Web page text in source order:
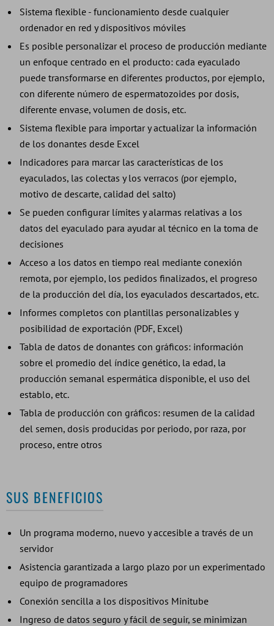
Sistema flexible - funcionamiento desde cualquier
ordenador en red y dispositivos móviles
Es posible personalizar el proceso de producción mediante
un enfoque centrado en el producto: cada eyaculado
puede transformarse en diferentes productos, por ejemplo,
con diferente número de espermatozoides por dosis,
diferente envase, volumen de dosis, etc.
Sistema flexible para importar y actualizar la información
de los donantes desde Excel
Indicadores para marcar las características de los
eyaculados, las colectas y los verracos (por ejemplo,
motivo de descarte, calidad del salto)
Se pueden configurar límites y alarmas relativas a los
datos del eyaculado para ayudar al técnico en la toma de
decisiones
Acceso a los datos en tiempo real mediante conexión
remota, por ejemplo, los pedidos finalizados, el progreso
de la producción del día, los eyaculados descartados, etc.
Informes completos con plantillas personalizables y
posibilidad de exportación (PDF, Excel)
Tabla de datos de donantes con gráficos: información
sobre el promedio del índice genético, la edad, la
producción semanal espermática disponible, el uso del
establo, etc.
Tabla de producción con gráficos: resumen de la calidad
del semen, dosis producidas por periodo, por raza, por
proceso, entre otros
SUS BENEFICIOS
Un programa moderno, nuevo y accesible a través de un
servidor
Asistencia garantizada a largo plazo por un experimentado
equipo de programadores
Conexión sencilla a los dispositivos Minitube
Ingreso de datos seguro y fácil de seguir, se minimizan